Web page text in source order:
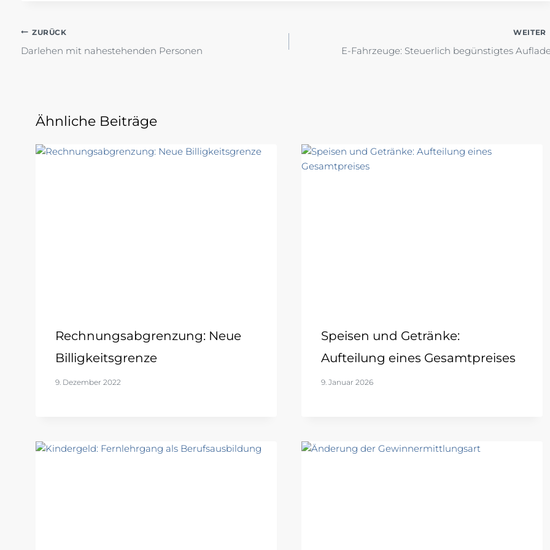
Beitragsnavigation
ZURÜCK
Darlehen mit nahestehenden Personen
WEITER
E-Fahrzeuge: Steuerlich begünstigtes
Ähnliche Beiträge
Rechnungsabgrenzung: Neue
Billigkeitsgrenze
9. Dezember 2022
Speisen und Getränke:
Aufteilung eines Gesamtpreises
9. Januar 2026